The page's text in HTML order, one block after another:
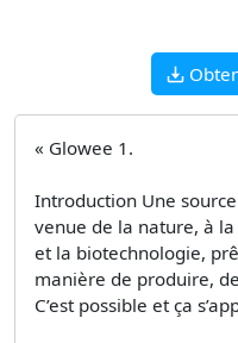
« Glowee 1.
Introduction Une
venue de la nature, à
et la biotechnologie,
manière de produire,
C’est possible et ça